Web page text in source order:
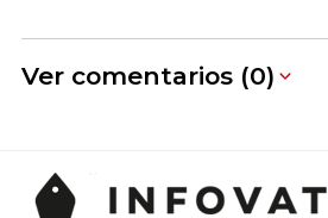
Ver comentarios (0)